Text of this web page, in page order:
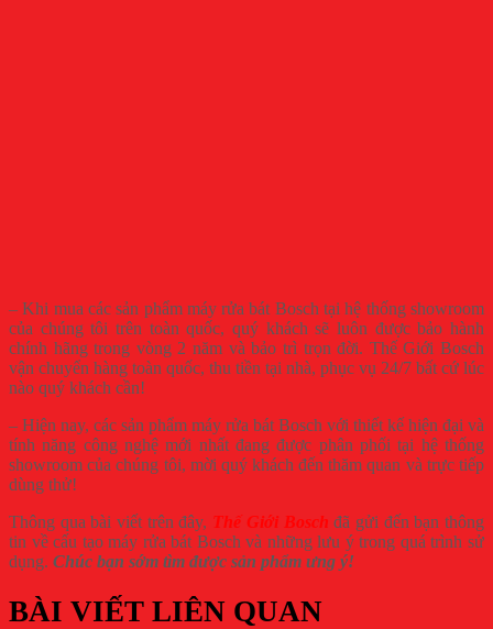
– Khi mua các sản phẩm máy rửa bát Bosch tại hệ thống showroom
của chúng tôi trên toàn quốc, quý khách sẽ luôn được bảo hành
chính hãng trong vòng 2 năm và bảo trì trọn đời. Thế Giới Bosch
vận chuyển hàng toàn quốc, thu tiền tại nhà, phục vụ 24/7 bất cứ lúc
nào quý khách cần!
– Hiện nay, các sản phẩm máy rửa bát Bosch với thiết kế hiện đại và
tính năng công nghệ mới nhất đang được phân phối tại hệ thống
showroom của chúng tôi, mời quý khách đến thăm quan và trực tiếp
dùng thử!
Thông qua bài viết trên đây, Thế Giới Bosch đã gửi đến bạn thông
tin về cấu tạo máy rửa bát Bosch và những lưu ý trong quá trình sử
dụng. Chúc bạn sớm tìm được sản phẩm ưng ý!
BÀI VIẾT LIÊN QUAN